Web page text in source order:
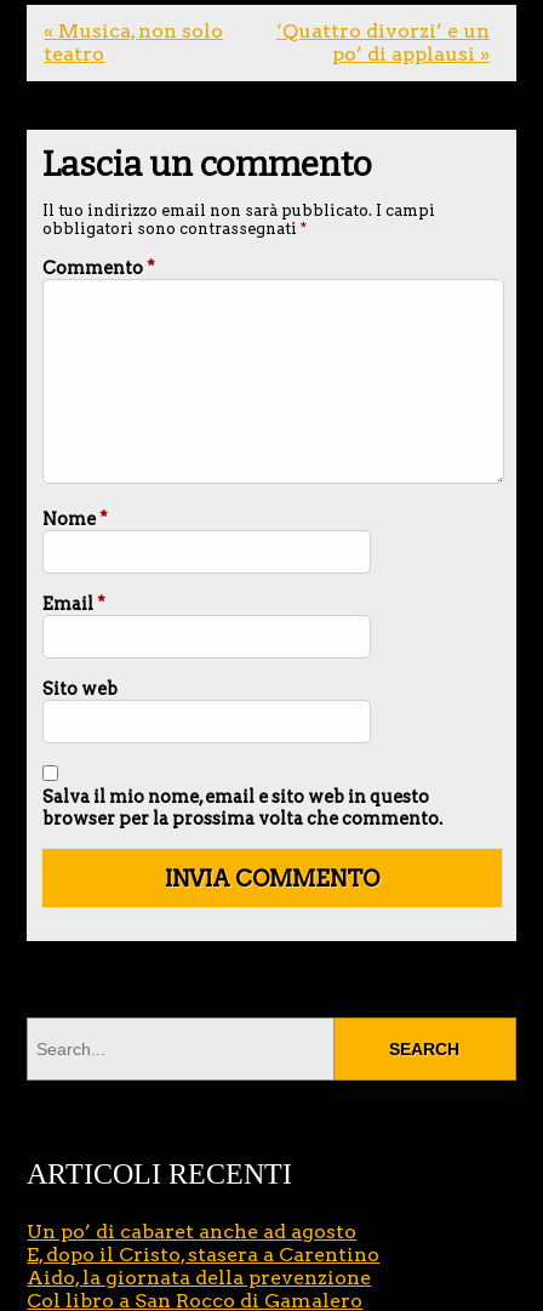
« Musica, non solo
teatro
‘Quattro divorzi’ e un
po’ di applausi »
Lascia un commento
Il tuo indirizzo email non sarà pubblicato. I campi
obbligatori sono contrassegnati *
Commento*
Nome*
Email*
Sito web
Salva il mio nome, email e sito web in questo
browser per la prossima volta che commento.
ARTICOLI RECENTI
Un po’ di cabaret anche ad agosto
E, dopo il Cristo, stasera a Carentino
Aido, la giornata della prevenzione
Col libro a San Rocco di Gamalero